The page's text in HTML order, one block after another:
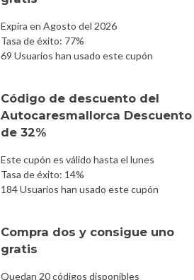
Expira en Agosto del 2026
Tasa de éxito: 77%
69 Usuarios han usado este cupón
Código de descuento del
Autocaresmallorca Descuento
de 32%
Este cupón es válido hasta el lunes
Tasa de éxito: 14%
184 Usuarios han usado este cupón
Compra dos y consigue uno
gratis
Quedan 20 códigos disponibles